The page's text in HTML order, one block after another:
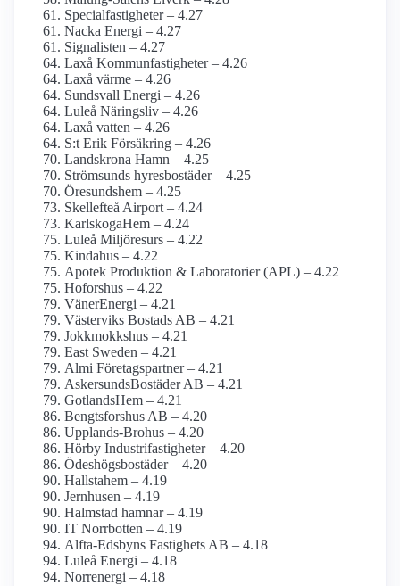
Specialfastigheter – 4.27
Nacka Energi – 4.27
Signalisten – 4.27
Laxå Kommunfastigheter – 4.26
Laxå värme – 4.26
Sundsvall Energi – 4.26
Luleå Näringsliv – 4.26
Laxå vatten – 4.26
S:t Erik Försäkring – 4.26
Landskrona Hamn – 4.25
Strömsunds hyresbostäder – 4.25
Öresundshem – 4.25
Skellefteå Airport – 4.24
KarlskogaHem – 4.24
Luleå Miljöresurs – 4.22
Kindahus – 4.22
Apotek Produktion & Laboratorier (APL) – 4.22
Hoforshus – 4.22
VänerEnergi – 4.21
Västerviks Bostads AB – 4.21
Jokkmokkshus – 4.21
East Sweden – 4.21
Almi Företagspartner – 4.21
AskersundsBostäder AB – 4.21
GotlandsHem – 4.21
Bengtsforshus AB – 4.20
Upplands-Brohus – 4.20
Hörby Industrifastigheter – 4.20
Ödeshögsbostäder – 4.20
Hallstahem – 4.19
Jernhusen – 4.19
Halmstad hamnar – 4.19
IT Norrbotten – 4.19
Alfta-Edsbyns Fastighets AB – 4.18
Luleå Energi – 4.18
Norrenergi – 4.18